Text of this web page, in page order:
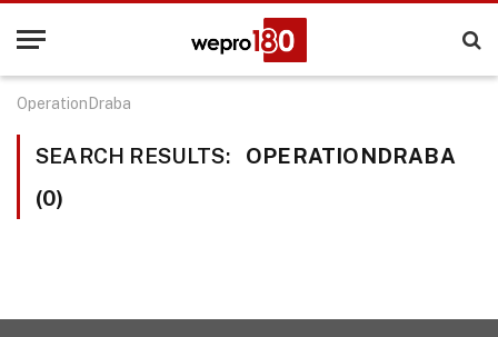
OperationDraba
SEARCH RESULTS:
OPERATIONDRABA
(0)